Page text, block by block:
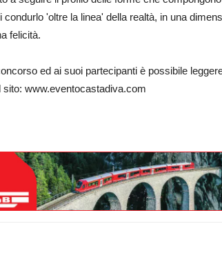
'oltre la linea' della realtà, in una
felicità.
ed ai suoi partecipanti è possibile
www.eventocastadiva.com